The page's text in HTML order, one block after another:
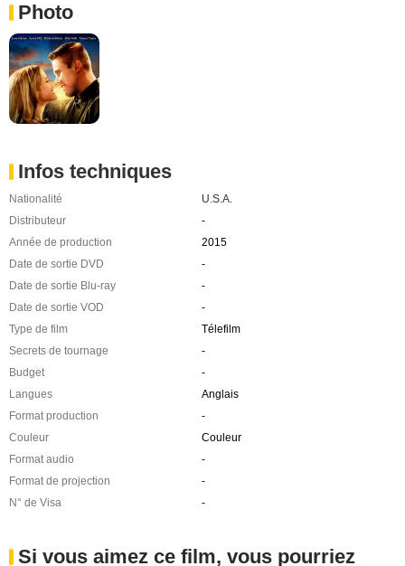
Photo
Infos techniques
Nationalité
U.S.A.
Distributeur
-
Année de production
2015
Date de sortie DVD
-
Date de sortie Blu-ray
-
Date de sortie VOD
-
Type de film
Télefilm
Secrets de tournage
-
Budget
-
Langues
Anglais
Format production
-
Couleur
Couleur
Format audio
-
Format de projection
-
N° de Visa
-
Si vous aimez ce film, vous pourriez